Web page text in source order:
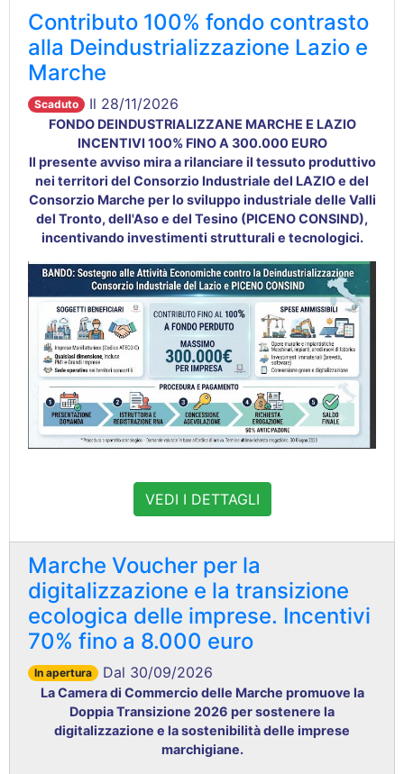
Contributo 100% fondo contrasto
alla Deindustrializzazione Lazio e
Marche
Scaduto Il 28/11/2026
FONDO DEINDUSTRIALIZZANE MARCHE E LAZIO
INCENTIVI 100% FINO A 300.000 EURO
Il presente avviso mira a rilanciare il tessuto produttivo
nei territori del Consorzio Industriale del LAZIO e del
Consorzio Marche per lo sviluppo industriale delle Valli
del Tronto, dell'Aso e del Tesino (PICENO CONSIND),
incentivando investimenti strutturali e tecnologici.
VEDI I DETTAGLI
Marche Voucher per la
digitalizzazione e la transizione
ecologica delle imprese. Incentivi
70% fino a 8.000 euro
In apertura Dal 30/09/2026
La Camera di Commercio delle Marche promuove la
Doppia Transizione 2026 per sostenere la
digitalizzazione e la sostenibilità delle imprese
marchigiane.